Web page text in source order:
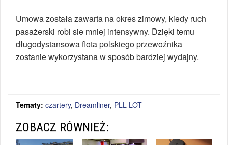
Umowa została zawarta na okres zimowy, kiedy ruch
pasażerski robi sie mniej intensywny. Dzięki temu
długodystansowa flota polskiego przewoźnika
zostanie wykorzystana w sposób bardziej wydajny.
Tematy: czartery, Dreamliner, PLL LOT
ZOBACZ RÓWNIEŻ: